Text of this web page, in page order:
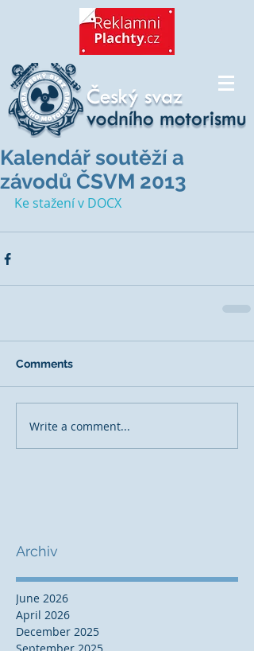
Kalendář soutěží a
závodů ČSVM 2013
Ke stažení v DOCX
Comments
Write a comment...
Archiv
June 2026
April 2026
December 2025